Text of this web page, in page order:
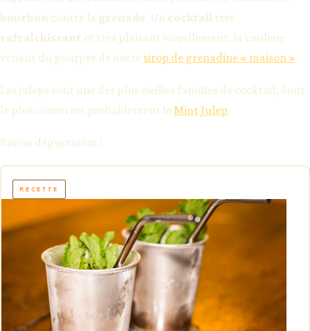
bourbon contre la grenade. Un cocktail très
rafraîchissant et très plaisant visuellement, la couleur
venant du pourpre de notre sirop de grenadine « maison ».
Les juleps sont une des plus vieilles familles de cocktail, dont
le plus connu est probablement le Mint Julep.
Bonne dégustation !